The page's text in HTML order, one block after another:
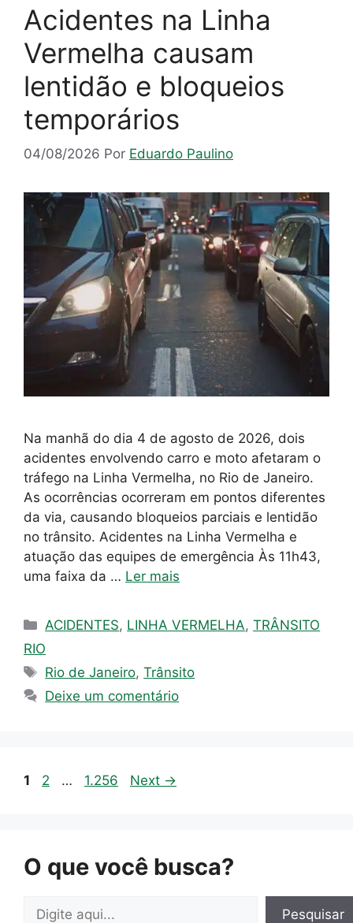
Acidentes na Linha
Vermelha causam
lentidão e bloqueios
temporários
04/08/2026 Por Eduardo Paulino
Na manhã do dia 4 de agosto de 2026, dois
acidentes envolvendo carro e moto afetaram o
tráfego na Linha Vermelha, no Rio de Janeiro.
As ocorrências ocorreram em pontos diferentes
da via, causando bloqueios parciais e lentidão
no trânsito. Acidentes na Linha Vermelha e
atuação das equipes de emergência Às 11h43,
uma faixa da … Ler mais
Categorias
ACIDENTES, LINHA VERMELHA,TRÂNSITO
RIO
Tags
Rio de Janeiro,Trânsito
Deixe um comentário
Page
1 Page
2 … Page
1.256 Next →
O que você busca?
Pesquisar